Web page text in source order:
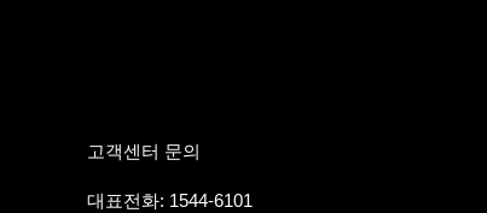
고객센터 문의
대표전화: 1544-6101